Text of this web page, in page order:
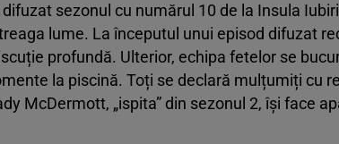
sezonul cu numărul 10 de la Insula
lume. La începutul unui episod difuzat
profundă. Ulterior, echipa fetelor se
la piscină. Toți se declară mulțumiți cu
McDermott, „ispita” din sezonul 2, își face